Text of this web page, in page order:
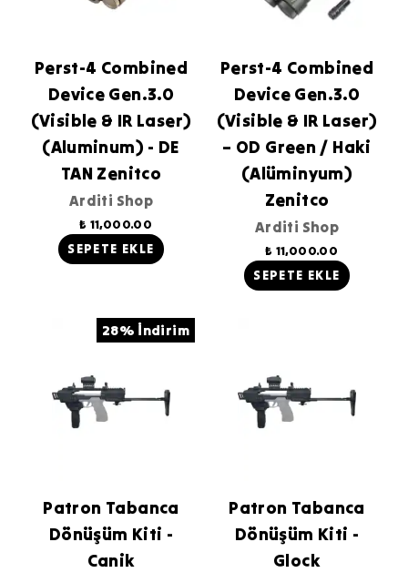
Perst-4 Combined
Device Gen.3.0
(Visible & IR Laser)
(Aluminum) - DE
TAN Zenitco
Arditi Shop
₺ 11,000.00
SEPETE EKLE
Perst-4 Combined
Device Gen.3.0
(Visible & IR Laser)
– OD Green / Haki
(Alüminyum)
Zenitco
Arditi Shop
₺ 11,000.00
SEPETE EKLE
28% İndirim
Patron Tabanca
Dönüşüm Kiti -
Canik
Patron Tabanca
Dönüşüm Kiti -
Glock